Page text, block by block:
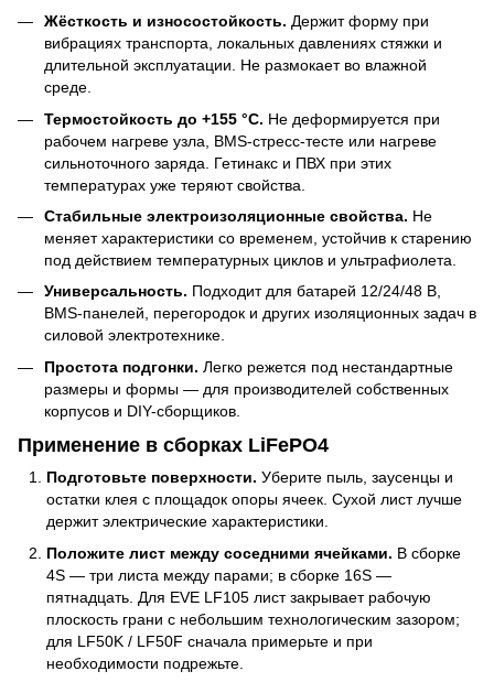
Жёсткость и износостойкость. Держит форму при
вибрациях транспорта, локальных давлениях стяжки и
длительной эксплуатации. Не размокает во влажной
среде.
Термостойкость до +155 °C. Не деформируется при
рабочем нагреве узла, BMS-стресс-тесте или нагреве
сильноточного заряда. Гетинакс и ПВХ при этих
температурах уже теряют свойства.
Стабильные электроизоляционные свойства. Не
меняет характеристики со временем, устойчив к старению
под действием температурных циклов и ультрафиолета.
Универсальность. Подходит для батарей 12/24/48 В,
BMS-панелей, перегородок и других изоляционных задач в
силовой электротехнике.
Простота подгонки. Легко режется под нестандартные
размеры и формы — для производителей собственных
корпусов и DIY-сборщиков.
Применение в сборках LiFePO4
Подготовьте поверхности. Уберите пыль, заусенцы и
остатки клея с площадок опоры ячеек. Сухой лист лучше
держит электрические характеристики.
Положите лист между соседними ячейками. В сборке
4S — три листа между парами; в сборке 16S —
пятнадцать. Для EVE LF105 лист закрывает рабочую
плоскость грани с небольшим технологическим зазором;
для LF50K / LF50F сначала примерьте и при
необходимости подрежьте.